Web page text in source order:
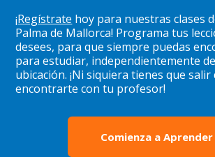
¡Regístrate hoy para nuestras clases
Palma de Mallorca! Programa tus
desees, para que siempre puedas
para estudiar, independientemente
ubicación. ¡Ni siquiera tienes que salir
encontrarte con tu profesor!
Comienza a Aprender